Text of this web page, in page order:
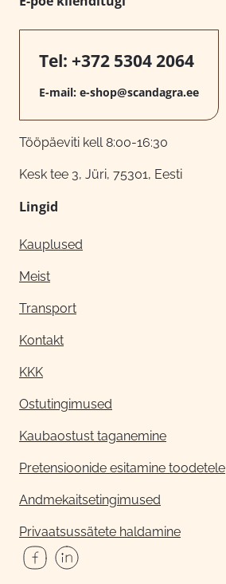
Tel: +372 5304 2064
E-mail: e-shop@scandagra.ee
Tööpäeviti kell 8:00-16:30
Kesk tee 3, Jüri, 75301, Eesti
Lingid
Kauplused
Meist
Transport
Kontakt
KKK
Ostutingimused
Kaubaostust taganemine
Pretensioonide esitamine toodetele
Andmekaitsetingimused
Privaatsussätete haldamine